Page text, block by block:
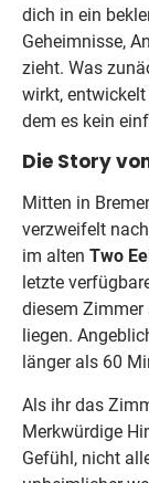
dich in ein
Geheimnisse,
zieht. Was
wirkt,
dem es kein
Die Story
Mitten in
verzweifelt
im alten Two
letzte
diesem Zimmer
liegen.
länger als 60
Als ihr das
Merkwürdige
Gefühl, nicht